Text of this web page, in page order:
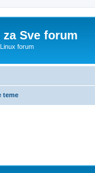
Sve forum
forum
teme